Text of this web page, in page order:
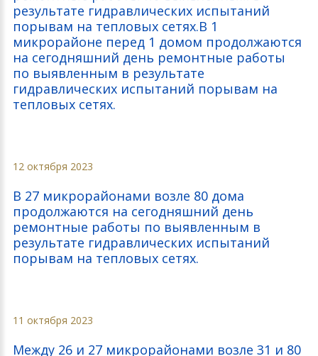
результате гидравлических испытаний
порывам на тепловых сетях.В 1
микрорайоне перед 1 домом продолжаются
на сегодняшний день ремонтные работы
по выявленным в результате
гидравлических испытаний порывам на
тепловых сетях.
12 октября 2023
В 27 микрорайонами возле 80 дома
продолжаются на сегодняшний день
ремонтные работы по выявленным в
результате гидравлических испытаний
порывам на тепловых сетях.
11 октября 2023
Между 26 и 27 микрорайонами возле 31 и 80